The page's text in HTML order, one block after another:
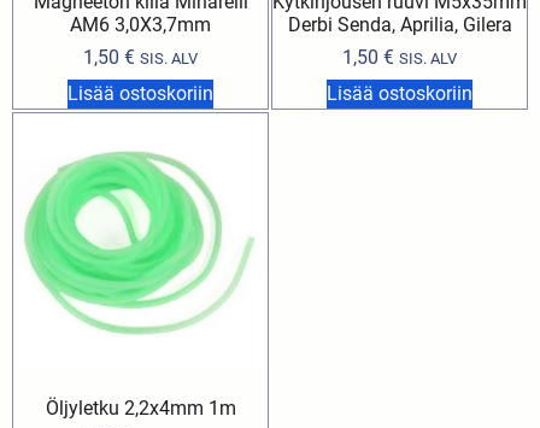
AM6 3,0X3,7mm
1,50 € SIS. ALV
Lisää ostoskoriin
Derbi Senda, Aprilia, Gilera
1,50 € SIS. ALV
Lisää ostoskoriin
Öljyletku 2,2x4mm 1m